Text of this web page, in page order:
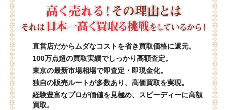
直営店だからムダなコストを省き買取価格に還元。
100万点超の買取実績でしっかり高額査定。
東京の最新市場相場で即査定・即現金化。
独自の販売ルートが多数あり、高価買取を実現。
経験豊富なプロが価値を見極め、スピーディーに高額
買取。